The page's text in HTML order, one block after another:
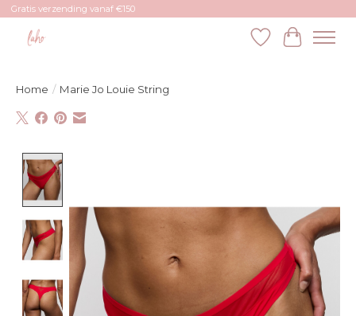
Gratis verzending vanaf €150
Verlanglijst
Home / Marie Jo Louie String